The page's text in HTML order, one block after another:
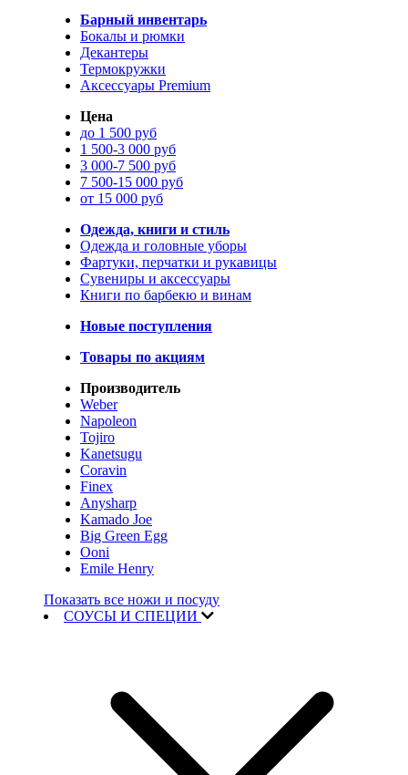
Барный инвентарь
Бокалы и рюмки
Декантеры
Термокружки
Аксессуары Premium
Цена
до 1 500 руб
1 500-3 000 руб
3 000-7 500 руб
7 500-15 000 руб
от 15 000 руб
Одежда, книги и стиль
Одежда и головные уборы
Фартуки, перчатки и рукавицы
Сувениры и аксессуары
Книги по барбекю и винам
Новые поступления
Товары по акциям
Производитель
Weber
Napoleon
Tojiro
Kanetsugu
Coravin
Finex
Anysharp
Kamado Joe
Big Green Egg
Ooni
Emile Henry
Показать все ножи и посуду
СОУСЫ И СПЕЦИИ